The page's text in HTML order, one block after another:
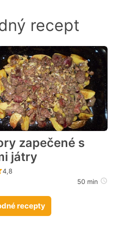
recept
zapečené s
játry
Recept ještě nebyl hodnocen
4,8
50 min
recepty